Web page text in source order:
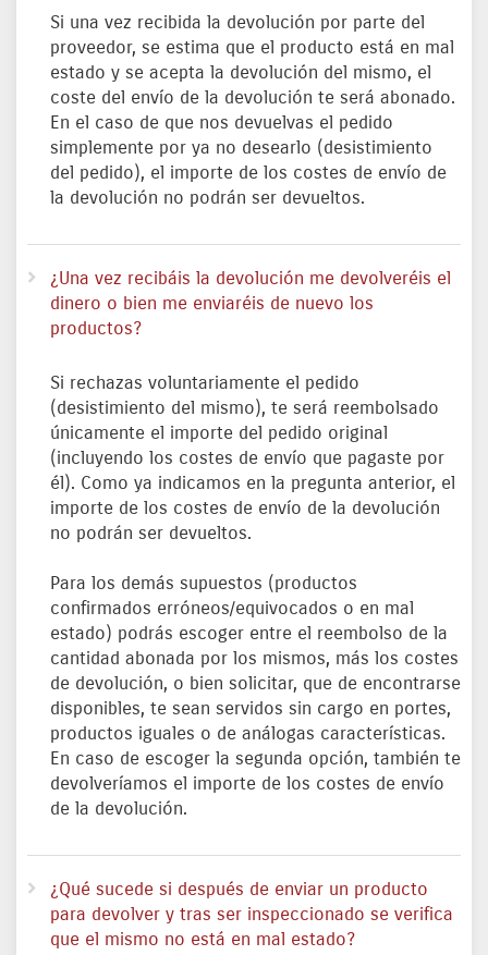
Si una vez recibida la devolución por parte del
proveedor, se estima que el producto está en mal
estado y se acepta la devolución del mismo, el
coste del envío de la devolución te será abonado.
En el caso de que nos devuelvas el pedido
simplemente por ya no desearlo (desistimiento
del pedido), el importe de los costes de envío de
la devolución no podrán ser devueltos.
¿Una vez recibáis la devolución me devolveréis el
dinero o bien me enviaréis de nuevo los
productos?
Si rechazas voluntariamente el pedido
(desistimiento del mismo), te será reembolsado
únicamente el importe del pedido original
(incluyendo los costes de envío que pagaste por
él). Como ya indicamos en la pregunta anterior, el
importe de los costes de envío de la devolución
no podrán ser devueltos.
Para los demás supuestos (productos
confirmados erróneos/equivocados o en mal
estado) podrás escoger entre el reembolso de la
cantidad abonada por los mismos, más los costes
de devolución, o bien solicitar, que de encontrarse
disponibles, te sean servidos sin cargo en portes,
productos iguales o de análogas características.
En caso de escoger la segunda opción, también te
devolveríamos el importe de los costes de envío
de la devolución.
¿Qué sucede si después de enviar un producto
para devolver y tras ser inspeccionado se verifica
que el mismo no está en mal estado?